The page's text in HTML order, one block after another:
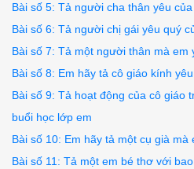
Bài số 5: Tả người cha thân yêu của
Bài số 6: Tả người chị gái yêu quý
Bài số 7: Tả một người thân mà em
Bài số 8: Em hãy tả cô giáo kính
Bài số 9: Tả hoạt động của cô giáo
buổi học lớp em
Bài số 10: Em hãy tả một cụ già mà
Bài số 11: Tả một em bé thơ với